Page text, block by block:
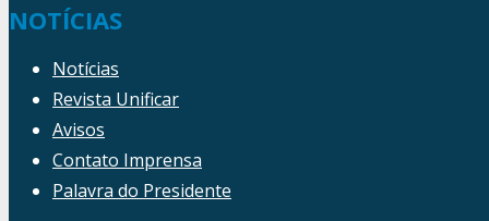
NOTÍCIAS
Notícias
Revista Unificar
Avisos
Contato Imprensa
Palavra do Presidente